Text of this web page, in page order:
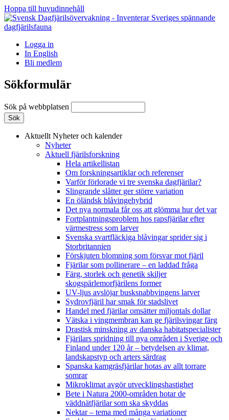
Hoppa till huvudinnehåll
Logga in
In English
Bli medlem
Sökformulär
Sök på webbplatsen
Aktuellt Nyheter och kalender
Nyheter
Aktuell fjärilsforskning
Hela artikellistan
Om forskningsartiklar och referenser
Varför förlorade vi tre svenska dagfjärilar?
Slingrande slåtter ger större variation
En öländsk blåvingehybrid
Det nya normala får oss att glömma hur det var
Fortplantningsproblem hos rapsfjärilar efter
värmestress som larver
Svenska svartfläckiga blåvingar sprider sig i
Storbritannien
Förskjuten blomning som försvar mot fjäril
Fjärilar som pollinerare – en laddad fråga
Färg, storlek och genetik skiljer
skogspärlemorfjärilens former
UV-ljus avslöjar busksnabbvingens larver
Sydrovfjäril har smak för stadslivet
Handel med fjärilar omsätter miljontals dollar
Vätska i vingmembran kan ge fjärilsvingar färg
Drastisk minskning av danska habitatspecialister
Fjärilars spridning till nya områden i Sverige och
Finland under 120 år– betydelsen av klimat,
landskapstyp och arters särdrag
Spanska kamgräsfjärilar hotas av allt torrare
somrar
Mikroklimat avgör utvecklingshastighet
Bete i Natura 2000-områden hotar de
väddnätfjärilar som ska skyddas
Nektar – tema med många variationer